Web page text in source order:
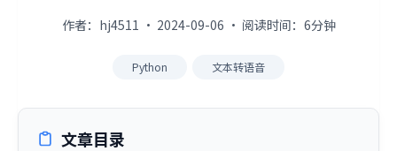
作者：hj4511 · 2024-09-06 · 阅读时间：6分钟
Python 文本转语音
文章目录